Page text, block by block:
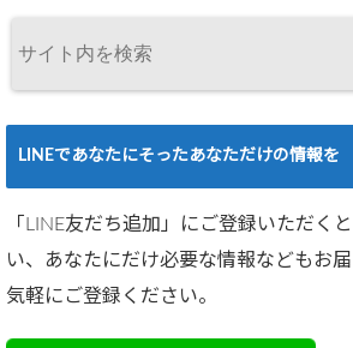
LINEであなたにそったあなただけの情報を
「LINE友だち追加」にご登録いただく
い、あなたにだけ必要な情報などもお
気軽にご登録ください。